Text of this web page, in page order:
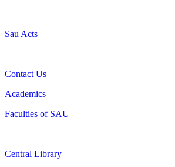
Sau Acts
Contact Us
Academics
Faculties of SAU
Central Library